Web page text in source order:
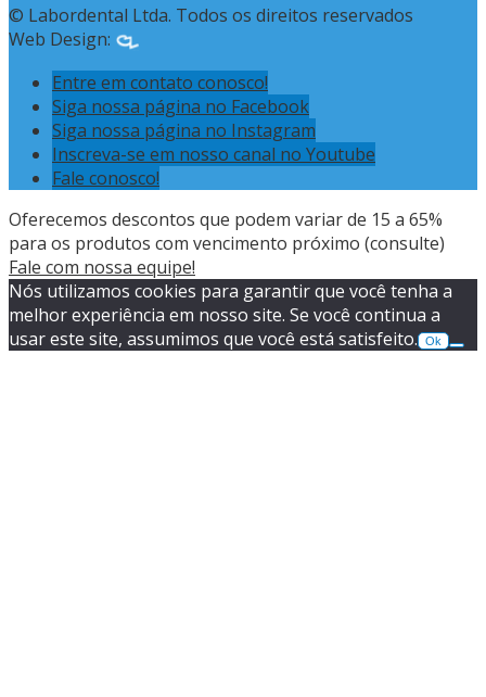
© Labordental Ltda. Todos os direitos reservados
Web Design:
Entre em contato conosco!
Siga nossa página no Facebook
Siga nossa página no Instagram
Inscreva-se em nosso canal no Youtube
Fale conosco!
Oferecemos descontos que podem variar de 15 a 65%
para os produtos com vencimento próximo (consulte)
Fale com nossa equipe!
Nós utilizamos cookies para garantir que você tenha a
melhor experiência em nosso site. Se você continua a
usar este site, assumimos que você está satisfeito.
Ok